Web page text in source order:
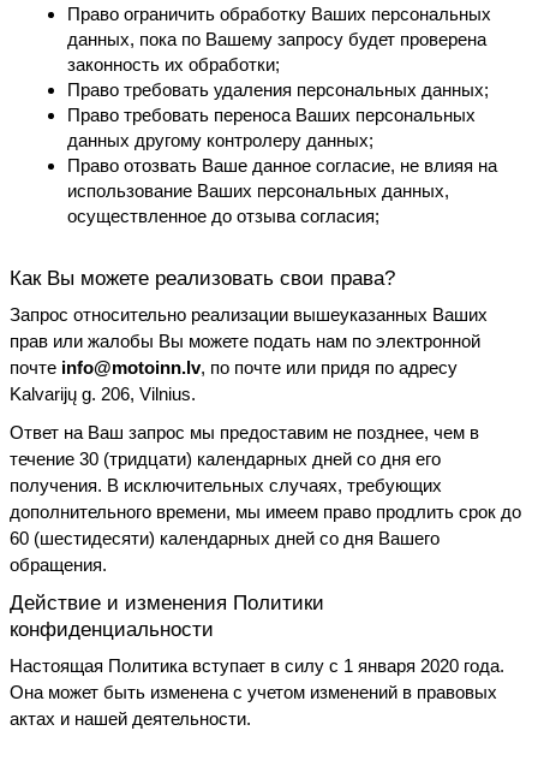
Право ограничить обработку Ваших персональных
данных, пока по Вашему запросу будет проверена
законность их обработки;
Право требовать удаления персональных данных;
Право требовать переноса Ваших персональных
данных другому контролеру данных;
Право отозвать Ваше данное согласие, не влияя на
использование Ваших персональных данных,
осуществленное до отзыва согласия;
Как Вы можете реализовать свои права?
Запрос относительно реализации вышеуказанных Ваших
прав или жалобы Вы можете подать нам по электронной
почте info@motoinn.lv, по почте или придя по адресу
Kalvarijų g. 206, Vilnius.
Ответ на Ваш запрос мы предоставим не позднее, чем в
течение 30 (тридцати) календарных дней со дня его
получения. В исключительных случаях, требующих
дополнительного времени, мы имеем право продлить срок до
60 (шестидесяти) календарных дней со дня Вашего
обращения.
Действие и изменения Политики
конфиденциальности
Настоящая Политика вступает в силу с 1 января 2020 года.
Она может быть изменена с учетом изменений в правовых
актах и нашей деятельности.